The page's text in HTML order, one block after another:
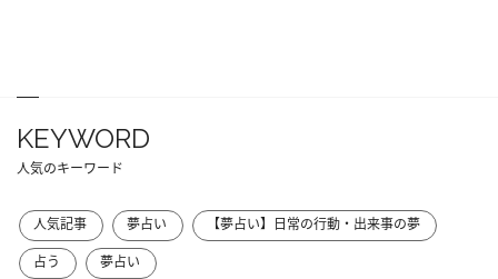
KEYWORD
人気のキーワード
人気記事 夢占い
【夢占い】日常の行動・出来事の夢
占う
夢占い